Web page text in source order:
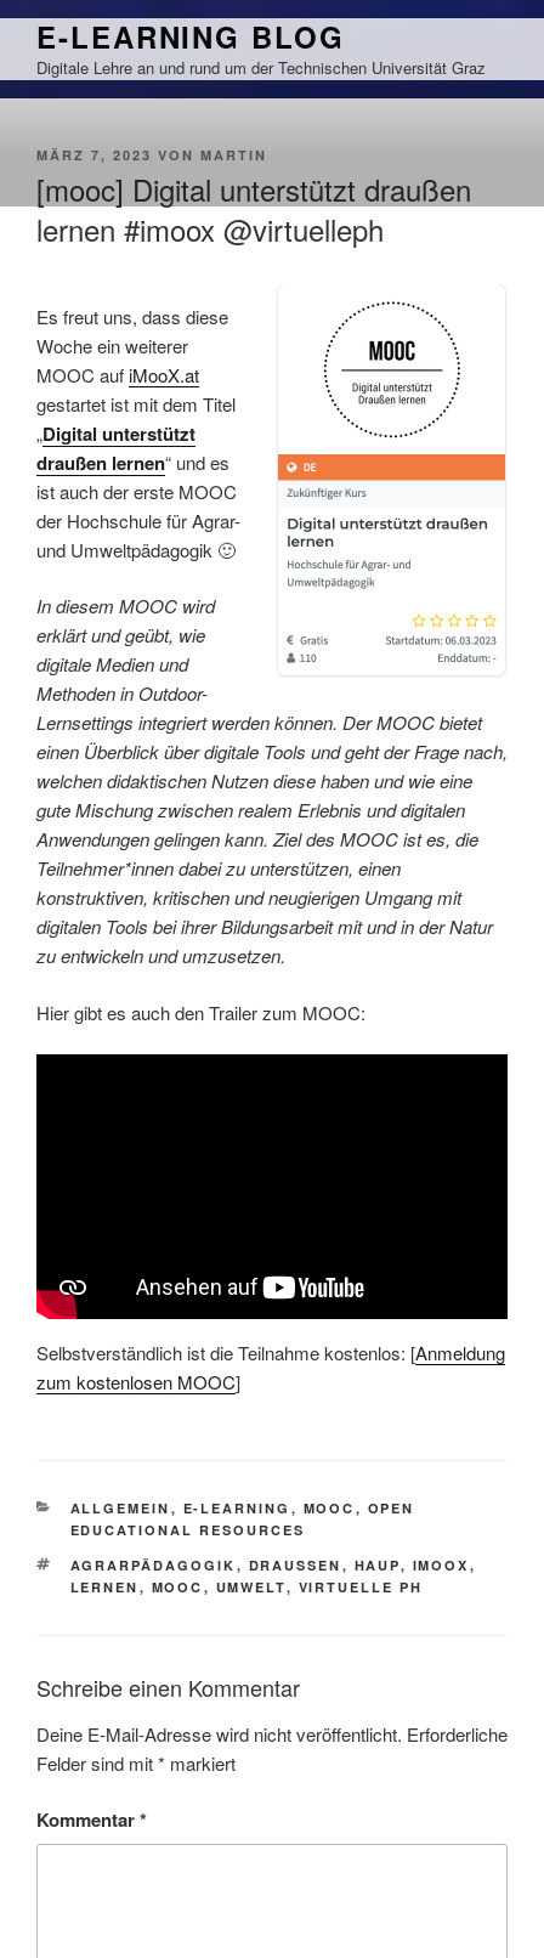
Zum
springen
E-LEARNING BLOG
Digitale Lehre an und rund um der Technischen Universität Graz
VERÖFFENTLICHT
MÄRZ 7, 2023 VON MARTIN
[mooc] Digital unterstützt draußen
lernen #imoox @virtuelleph
Es freut uns, dass diese
Woche ein weiterer
MOOC aufiMooX.at
gestartet ist mit dem Titel
„Digital unterstützt
draußen lernen“ und es
ist auch der erste MOOC
der Hochschule für Agrar-
und Umweltpädagogik 🙂
In diesem MOOC wird
erklärt und geübt, wie
digitale Medien und
Methoden in Outdoor-
Lernsettings integriert werden können. Der MOOC bietet
einen Überblick über digitale Tools und geht der Frage nach,
welchen didaktischen Nutzen diese haben und wie eine
gute Mischung zwischen realem Erlebnis und digitalen
Anwendungen gelingen kann. Ziel des MOOC ist es, die
Teilnehmer*innen dabei zu unterstützen, einen
konstruktiven, kritischen und neugierigen Umgang mit
digitalen Tools bei ihrer Bildungsarbeit mit und in der Natur
zu entwickeln und umzusetzen.
Hier gibt es auch den Trailer zum MOOC:
Selbstverständlich ist die Teilnahme kostenlos: [Anmeldung
zum kostenlosen MOOC]
KATEGORIEN
ALLGEMEIN , E-LEARNING , MOOC , OPEN
EDUCATIONAL RESOURCES
SCHLAGWÖRTER
AGRARPÄDAGOGIK , DRAUSSEN , HAUP, IMOOX ,
LERNEN , MOOC , UMWELT, VIRTUELLE PH
Schreibe einen Kommentar
Deine E-Mail-Adresse wird nicht veröffentlicht. Erforderliche
Felder sind mit* markiert
Kommentar*